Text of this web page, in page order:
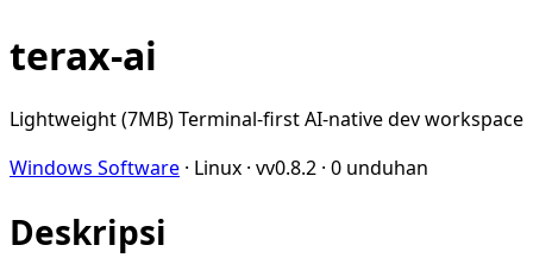
terax-ai
Lightweight (7MB) Terminal-first AI-native dev workspace
Windows Software · Linux · vv0.8.2 · 0 unduhan
Deskripsi